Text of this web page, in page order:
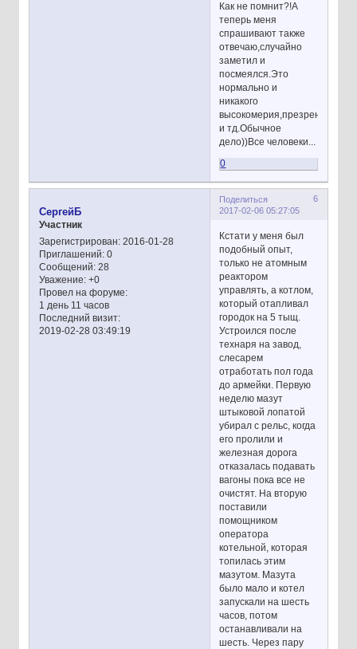
Как не помнит?!А
теперь меня
спрашивают также
отвечаю,случайно
заметил и
посмеялся.Это
нормально и
никакого
высокомерия,презрения
и тд.Обычное
дело))Все человеки...
0
Поделиться
6
2017-02-06 05:27:05
СергейБ
Участник
Зарегистрирован: 2016-01-28
Приглашений:0
Сообщений:28
Уважение: +0
Провел на форуме:
1 день 11 часов
Последний визит:
2019-02-28 03:49:19
Кстати у меня был
подобный опыт,
только не атомным
реактором
управлять, а котлом,
который отапливал
городок на 5 тыщ.
Устроился после
технаря на завод,
слесарем
отработать пол года
до армейки. Первую
неделю мазут
штыковой лопатой
убирал с рельс, когда
его пролили и
железная дорога
отказалась подавать
вагоны пока все не
очистят. На вторую
поставили
помощником
оператора
котельной, которая
топилась этим
мазутом. Мазута
было мало и котел
запускали на шесть
часов, потом
останавливали на
шесть. Через пару